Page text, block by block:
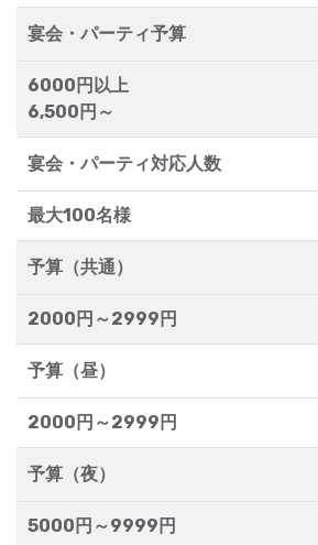
宴会・パーティ予算
6000円以上
6,500円～
宴会・パーティ対応人数
最大100名様
予算（共通）
2000円～2999円
予算（昼）
2000円～2999円
予算（夜）
5000円～9999円